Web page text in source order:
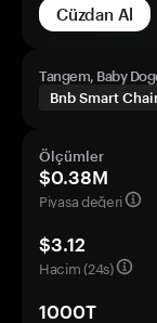
Cüzdan Al
Tangem, Baby
Bnb Smart
Ölçümler
$0.38M
Piyasa değeri
$3.12
Hacim (24s)
1000T